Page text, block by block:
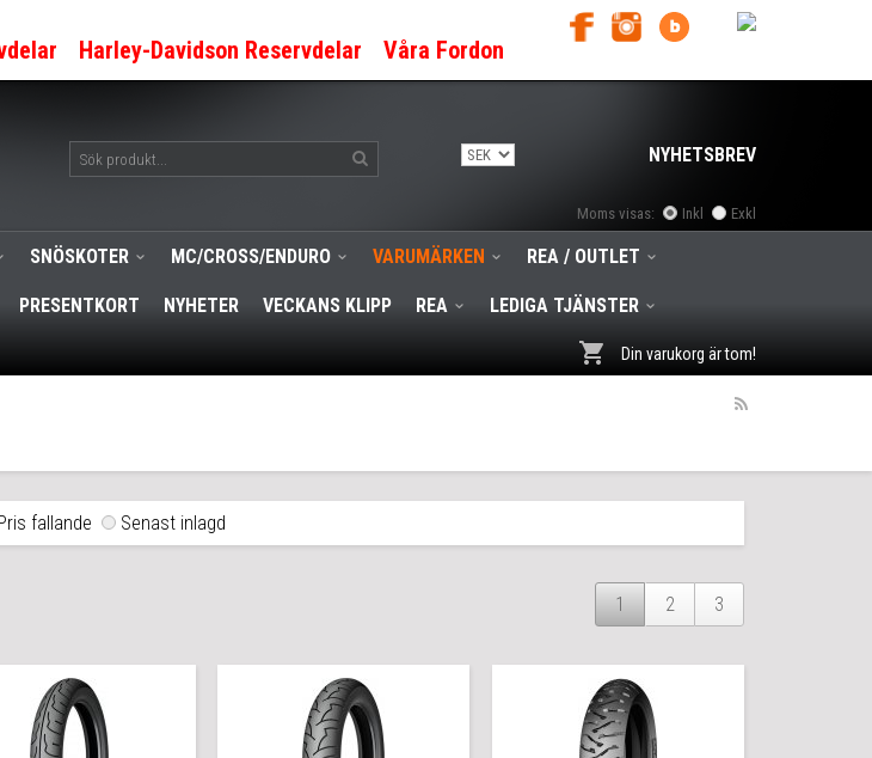
Harley-Davidson Reservdelar Våra Fordon
NYHETSBREV
Moms visas: Inkl Exkl
SNÖSKOTER MC/CROSS/ENDURO VARUMÄRKEN REA / OUTLET
PRESENTKORT NYHETER VECKANS KLIPP REA LEDIGA TJÄNSTER
Din varukorg är tom!
fallande Senast inlagd
1 2 3